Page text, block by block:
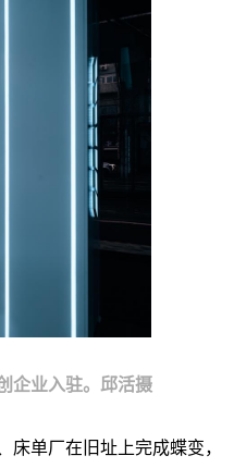
企业入驻。邱活摄
单厂在旧址上完成蝶变，